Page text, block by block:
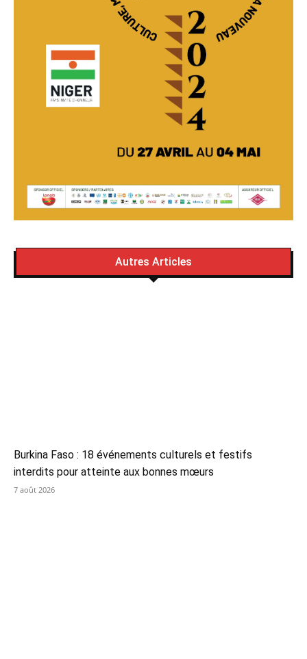
Autres Articles
Burkina Faso : 18 événements culturels et festifs
interdits pour atteinte aux bonnes mœurs
7 août 2026